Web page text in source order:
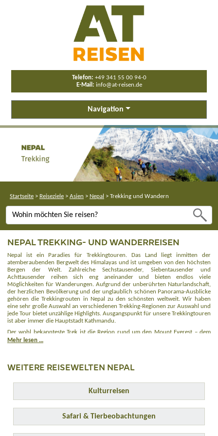
Telefon: +49 341 55 00 94-0
E-Mail: info@at-reisen.de
Navigation
Startseite > Reiseziele > Asien > Nepal > Trekking und Wandern
NEPAL TREKKING- UND WANDERREISEN
Nepal ist ein Paradies für Trekkingtouren. Das Land liegt inmitten der
atemberaubenden Bergwelt des Himalayas und ist umgeben von den höchsten
Bergen der Welt. Zahlreiche Sechstausender, Siebentausender und
Achttausender reihen sich eng aneinander und bieten endlos viele
Möglichkeiten für Wanderungen. Aufgrund der unberührten Naturlandschaft,
der herzlichen Bevölkerung und der unglaublich schönen Panorama-Ausblicke
gehören die Trekkingrouten in Nepal zu den schönsten weltweit. Wir haben
eine sehr große Auswahl an verschiedenen Trekking-Regionen zur Auswahl und
jede Tour bietet unzählige Highlights. Ausgangspunkt für unsere Trekkingtouren
ist aber immer die Hauptstadt Kathmandu.
Der wohl bekannteste Trek ist die Region rund um den Mount Everest – dem
höchsten Berg unserer Erde und höchster Punkt im Himalaya. Beim
die mächtige und formschöne Ama Dablam. Für das Trekking im Everest-Gebiet
der Sherpas. Von hier aus wandern Sie in die Sherpa-Hauptstadt Namche Bazar
und tauchen tief ein in die Naturkulisse des Himalayas. Einen fantastischen
Camp. Mit etwas Glück sehen Sie vielleicht gerade ein Expeditionsteam bei der
Arbeit. Vom Basislager des Mount Everest hat man einen grandiosen Blick auf
den gewaltigen Khumbu Eisbruch.
Mehr lesen ...
WEITERE REISEWELTEN NEPAL
Kulturreisen
Safari & Tierbeobachtungen